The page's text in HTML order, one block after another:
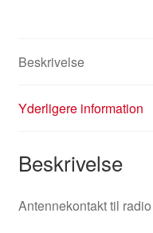
Beskrivelse
Yderligere information
Beskrivelse
Antennekontakt til